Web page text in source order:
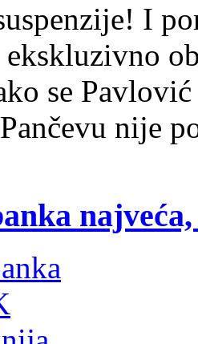
I
se
nije